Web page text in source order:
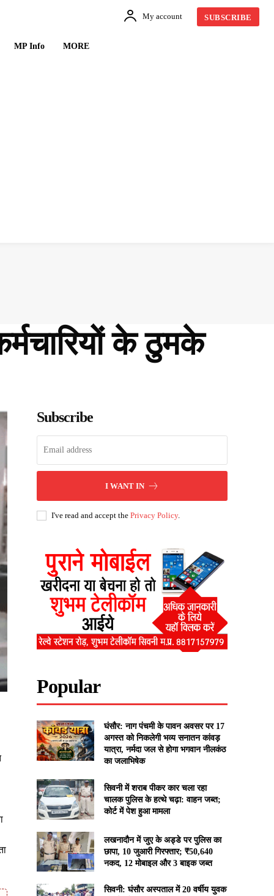
My account SUBSCRIBE
MP Info MORE
के ठुमके
Subscribe
I WANT IN
I've read and accept thePrivacy Policy.
Popular
घंसौर: नाग पंचमी के पावन अवसर पर 17
अगस्त को निकलेगी भव्य सनातन कांवड़
यात्रा, नर्मदा जल से होगा भगवान नीलकंठ
का जलाभिषेक
सिवनी में शराब पीकर कार चला रहा
चालक पुलिस के हत्थे चढ़ा: वाहन जब्त;
कोर्ट में पेश हुआ मामला
लखनादौन में जुए के अड्डे पर पुलिस का
छापा, 10 जुआरी गिरफ्तार; ₹50,640
नकद, 12 मोबाइल और 3 बाइक जब्त
सिवनी: घंसौर अस्पताल में 20 वर्षीय युवक